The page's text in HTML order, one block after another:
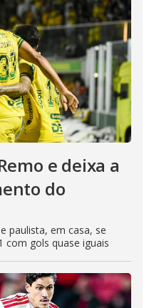
e deixa a
do
paulista, em casa, se
com gols quase iguais